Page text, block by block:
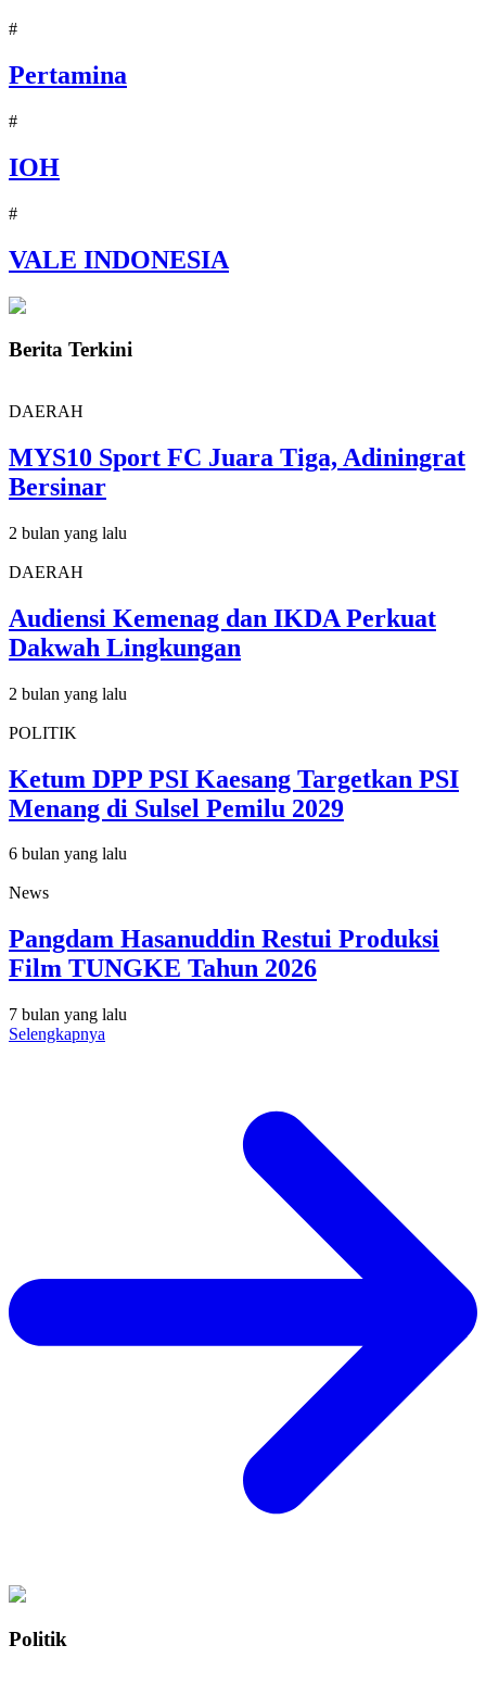
#
Pertamina
#
IOH
#
VALE INDONESIA
Berita Terkini
DAERAH
MYS10 Sport FC Juara Tiga, Adiningrat
Bersinar
2 bulan yang lalu
DAERAH
Audiensi Kemenag dan IKDA Perkuat
Dakwah Lingkungan
2 bulan yang lalu
POLITIK
Ketum DPP PSI Kaesang Targetkan PSI
Menang di Sulsel Pemilu 2029
6 bulan yang lalu
News
Pangdam Hasanuddin Restui Produksi
Film TUNGKE Tahun 2026
7 bulan yang lalu
Selengkapnya
Politik